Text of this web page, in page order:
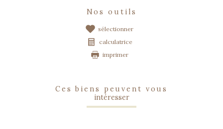
nos outils
sélectionner
calculatrice
imprimer
ces biens peuvent vous
intéresser